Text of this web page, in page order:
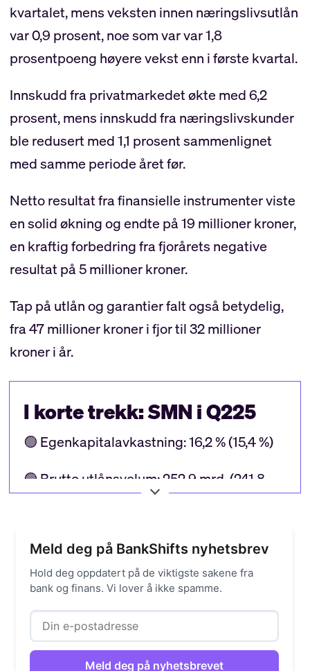
kvartalet, mens veksten innen næringslivsutlån
var 0,9 prosent, noe som var var 1,8
prosentpoeng høyere vekst enn i første kvartal.
Innskudd fra privatmarkedet økte med 6,2
prosent, mens innskudd fra næringslivskunder
ble redusert med 1,1 prosent sammenlignet
med samme periode året før.
Netto resultat fra finansielle instrumenter viste
en solid økning og endte på 19 millioner kroner,
en kraftig forbedring fra fjorårets negative
resultat på 5 millioner kroner.
Tap på utlån og garantier falt også betydelig,
fra 47 millioner kroner i fjor til 32 millioner
kroner i år.
I korte trekk: SMN i Q225
🟢 Egenkapitalavkastning: 16,2 % (15,4 %)
🟢 Brutto utlånsvolum: 252,9 mrd. (241,8
🔴 12 måneders utlånsvekst: 1,2 % (1,5 %)
🔴 Kostnadsprosent (morbank): 38 % (33
%)
🟢 Resultat etter skatt: 1.131 millioner
kroner (1.015 millioner)
Meld deg på BankShifts nyhetsbrev
Hold deg oppdatert på de viktigste sakene fra
bank og finans. Vi lover å ikke spamme.